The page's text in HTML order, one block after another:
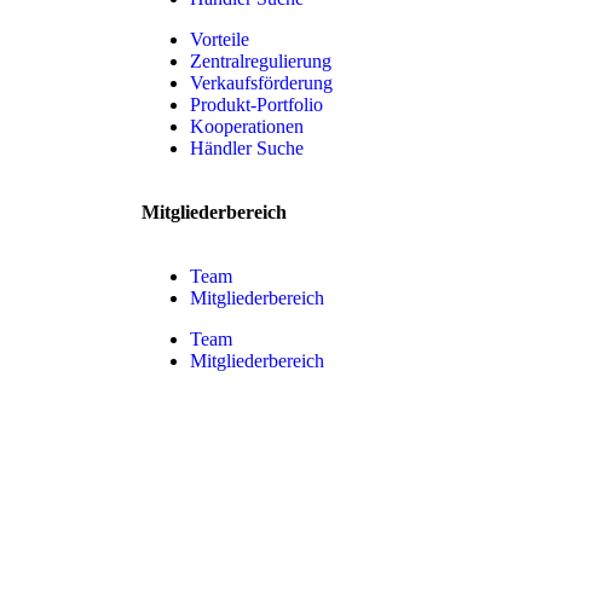
Vorteile
Zentralregulierung
Verkaufsförderung
Produkt-Portfolio
Kooperationen
Händler Suche
Mitgliederbereich
Team
Mitgliederbereich
Team
Mitgliederbereich